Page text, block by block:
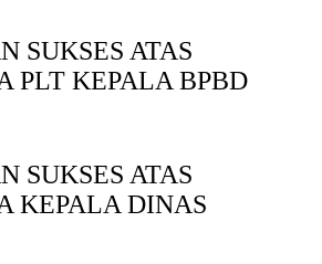
SUKSES ATAS
PLT KEPALA BPBD
SUKSES ATAS
KEPALA DINAS